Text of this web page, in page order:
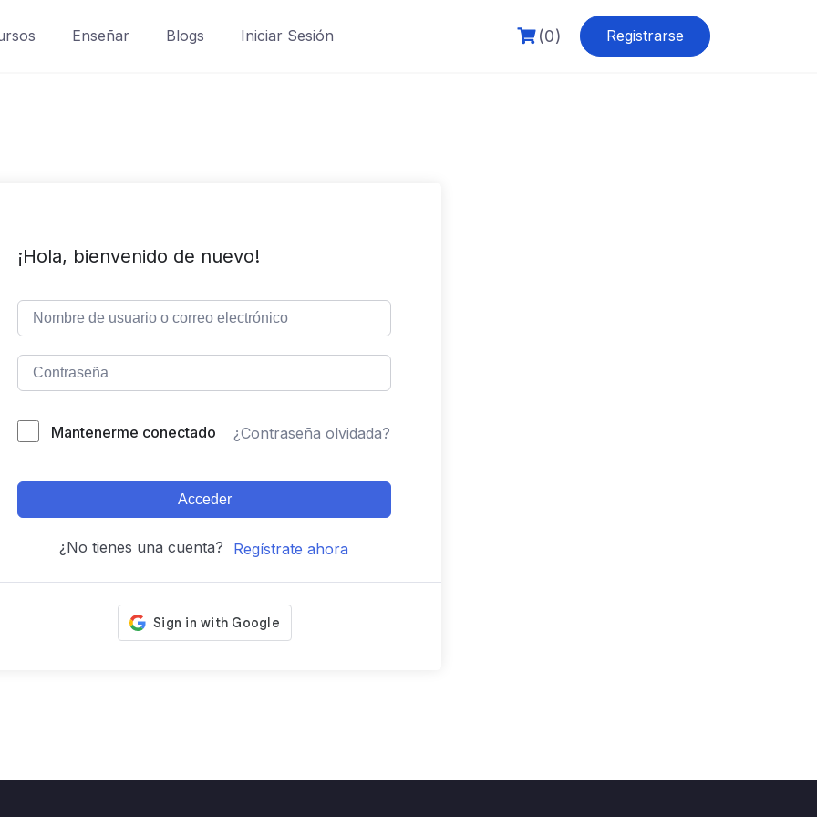
Enseñar Blogs Iniciar Sesión (0) Registrarse
¡Hola, bienvenido de nuevo!
Mantenerme conectado ¿Contraseña olvidada?
Acceder
¿No tienes una cuenta? Regístrate ahora